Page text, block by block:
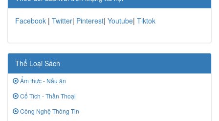
Facebook | Twitter| Pinterest| Youtube| Tiktok
Thể Loại Sách
Ẩm thực - Nấu ăn
Cổ Tích - Thần Thoại
Công Nghệ Thông Tin